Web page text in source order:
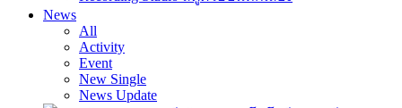
News
All
Activity
Event
New Single
News Update